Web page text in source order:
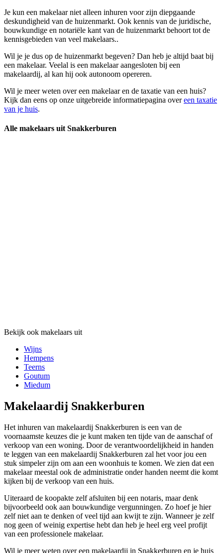
Je kun een makelaar niet alleen inhuren voor zijn diepgaande
deskundigheid van de huizenmarkt. Ook kennis van de juridische,
bouwkundige en notariële kant van de huizenmarkt behoort tot de
kennisgebieden van veel makelaars..
Wil je je dus op de huizenmarkt begeven? Dan heb je altijd baat bij
een makelaar. Veelal is een makelaar aangesloten bij een
makelaardij, al kan hij ook autonoom opereren.
Wil je meer weten over een makelaar en de taxatie van een huis?
Kijk dan eens op onze uitgebreide informatiepagina overeen taxatie
van je huis.
Alle makelaars uit Snakkerburen
Bekijk ook makelaars uit
Wijns
Hempens
Teerns
Goutum
Miedum
Makelaardij Snakkerburen
Het inhuren van makelaardij Snakkerburen is een van de
voornaamste keuzes die je kunt maken ten tijde van de aanschaf of
verkoop van een woning. Door de verantwoordelijkheid in handen
te leggen van een makelaardij Snakkerburen zal het voor jou een
stuk simpeler zijn om aan een woonhuis te komen. We zien dat een
makelaar meestal ook de administratie onder handen neemt die komt
kijken bij de verkoop van een huis.
Uiteraard de koopakte zelf afsluiten bij een notaris, maar denk
bijvoorbeeld ook aan bouwkundige vergunningen. Zo hoef je hier
zelf niet aan te denken of veel tijd aan kwijt te zijn. Wanneer je zelf
nog geen of weinig expertise hebt dan heb je heel erg veel profijt
van een professionele makelaar.
Wil je meer weten over een makelaardij in Snakkerburen en je huis